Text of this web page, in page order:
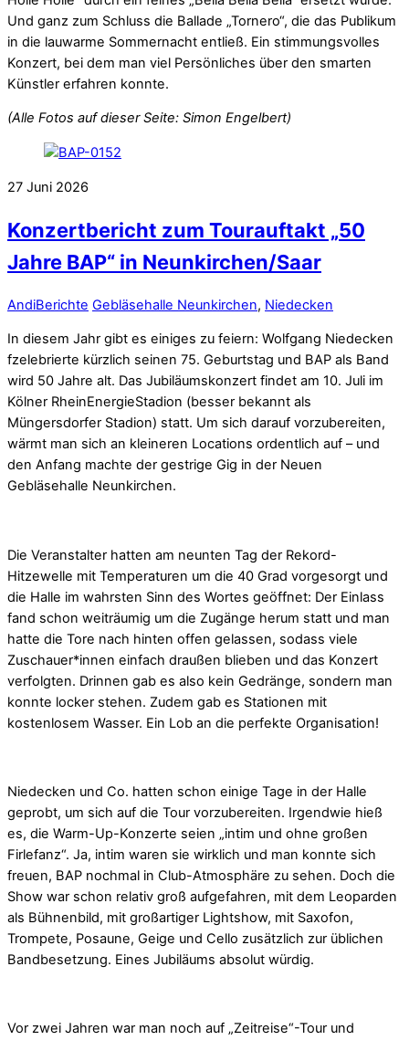
Und ganz zum Schluss die Ballade „Tornero“, die das Publikum
in die lauwarme Sommernacht entließ. Ein stimmungsvolles
Konzert, bei dem man viel Persönliches über den smarten
Künstler erfahren konnte.
(Alle Fotos auf dieser Seite: Simon Engelbert)
27 Juni 2026
Konzertbericht zum Tourauftakt „50
Jahre BAP“ in Neunkirchen/Saar
AndiBerichte Gebläsehalle Neunkirchen, Niedecken
In diesem Jahr gibt es einiges zu feiern: Wolfgang Niedecken
fzelebrierte kürzlich seinen 75. Geburtstag und BAP als Band
wird 50 Jahre alt. Das Jubiläumskonzert findet am 10. Juli im
Kölner RheinEnergieStadion (besser bekannt als
Müngersdorfer Stadion) statt. Um sich darauf vorzubereiten,
wärmt man sich an kleineren Locations ordentlich auf – und
den Anfang machte der gestrige Gig in der Neuen
Gebläsehalle Neunkirchen.
Die Veranstalter hatten am neunten Tag der Rekord-
Hitzewelle mit Temperaturen um die 40 Grad vorgesorgt und
die Halle im wahrsten Sinn des Wortes geöffnet: Der Einlass
fand schon weiträumig um die Zugänge herum statt und man
hatte die Tore nach hinten offen gelassen, sodass viele
Zuschauer*innen einfach draußen blieben und das Konzert
verfolgten. Drinnen gab es also kein Gedränge, sondern man
konnte locker stehen. Zudem gab es Stationen mit
kostenlosem Wasser. Ein Lob an die perfekte Organisation!
Niedecken und Co. hatten schon einige Tage in der Halle
geprobt, um sich auf die Tour vorzubereiten. Irgendwie hieß
es, die Warm-Up-Konzerte seien „intim und ohne großen
Firlefanz“. Ja, intim waren sie wirklich und man konnte sich
freuen, BAP nochmal in Club-Atmosphäre zu sehen. Doch die
Show war schon relativ groß aufgefahren, mit dem Leoparden
als Bühnenbild, mit großartiger Lightshow, mit Saxofon,
Trompete, Posaune, Geige und Cello zusätzlich zur üblichen
Bandbesetzung. Eines Jubiläums absolut würdig.
Vor zwei Jahren war man noch auf „Zeitreise“-Tour und